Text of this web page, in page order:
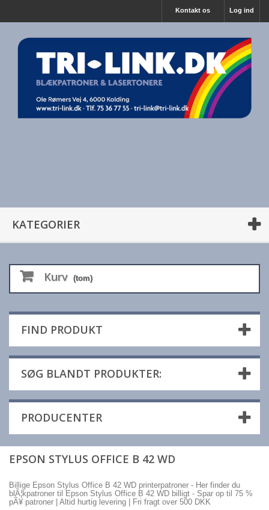
Log ind
Kontakt os
KATEGORIER
Kurv (tom)
FIND PRODUKT
SØG BLANDT PRODUKTER:
PRODUCENTER
EPSON STYLUS OFFICE B 42 WD
Billige Epson Stylus Office B 42 WD printerpatroner - Her finder du
blÃ¦kpatroner til Epson Stylus Office B 42 WD billigt - Spar op til 75 %
pÃ¥ patroner | Altid hurtig levering | Fri fragt over 500 DKK